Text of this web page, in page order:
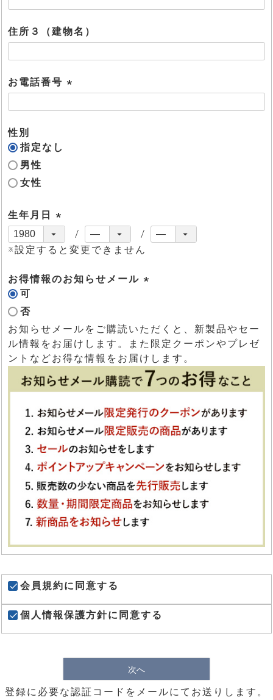
必
)
住所３（建物名）
お電話番号
必
性別
指定なし
男性
女性
生年月日
(
必
)
※設定すると変更できません
お得情報のお知らせメール
須
)
可
否
お知らせメールをご購読いただくと、新製品やセー
ル情報をお届けします。また限定クーポンやプレゼ
ントなどお得な情報をお届けします。
会員規約に同意する
個人情報保護方針に同意する
次へ
登録に必要な認証コードをメールにてお送りします。